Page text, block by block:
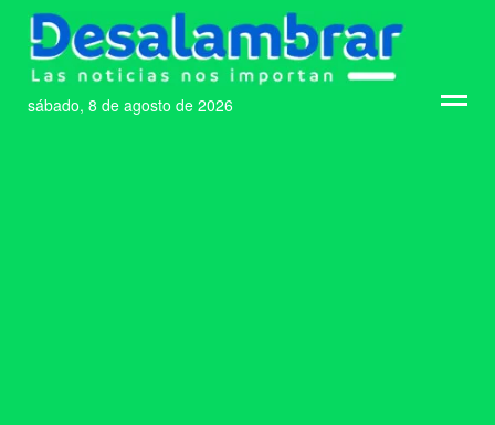
sábado, 8 de agosto de 2026